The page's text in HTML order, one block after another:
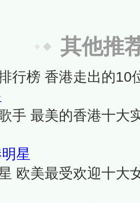
其他推
行榜 香港走出的10
手 最美的香港十大
星
欧美最受欢迎十大